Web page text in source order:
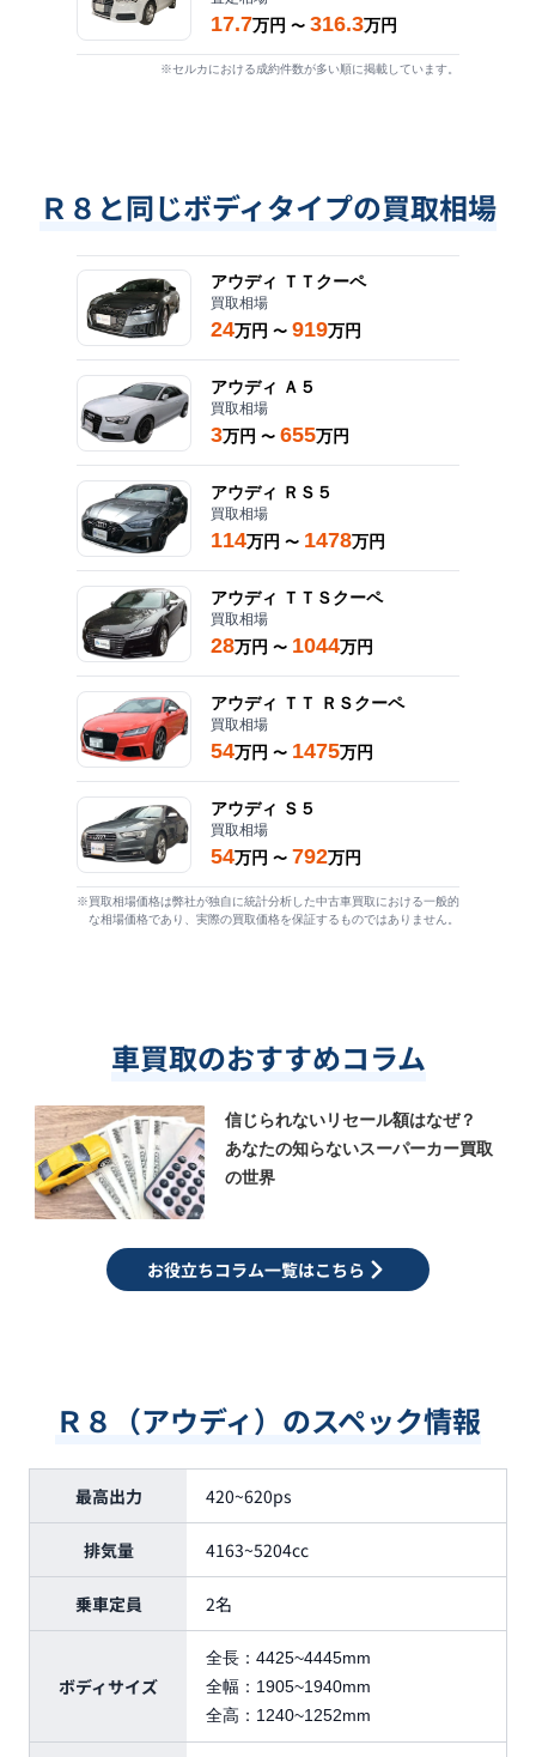
17.7万円 〜 316.3万円
※セルカにおける成約件数が多い順に掲載しています。
Ｒ８と同じボディタイプの買取相場
アウディ ＴＴクーペ
買取相場
24万円 〜 919万円
アウディ Ａ５
買取相場
3万円 〜 655万円
アウディ ＲＳ５
買取相場
114万円 〜 1478万円
アウディ ＴＴＳクーペ
買取相場
28万円 〜 1044万円
アウディ ＴＴ ＲＳクーペ
買取相場
54万円 〜 1475万円
アウディ Ｓ５
買取相場
54万円 〜 792万円
※買取相場価格は弊社が独自に統計分析した中古車買取における一般的
な相場価格であり、実際の買取価格を保証するものではありません。
車買取のおすすめコラム
信じられないリセール額はなぜ？
あなたの知らないスーパーカー買取
の世界
お役立ちコラム一覧はこちら
Ｒ８（アウディ）のスペック情報
最高出力 420~620ps
排気量 4163~5204cc
乗車定員 2名
ボディサイズ
全長： 4425~4445mm
全幅： 1905~1940mm
全高： 1240~1252mm